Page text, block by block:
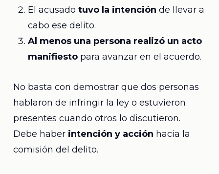
El acusado tuvo la intención de llevar a
cabo ese delito.
Al menos una persona realizó un acto
manifiestopara avanzar en el acuerdo.
No basta con demostrar que dos personas
hablaron de infringir la ley o estuvieron
presentes cuando otros lo discutieron.
Debe haber intención y acción hacia la
comisión del delito.